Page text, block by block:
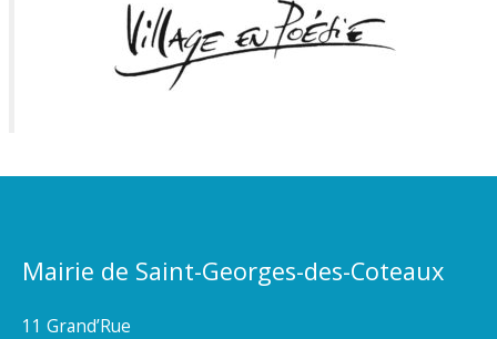
Mairie de Saint-Georges-des-Coteaux
11 Grand’Rue